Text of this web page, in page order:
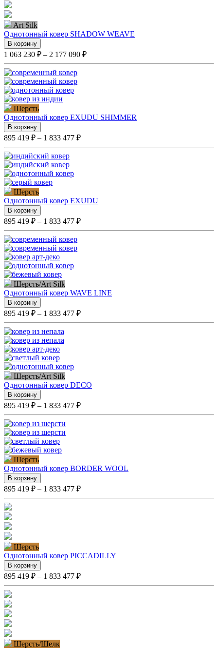
Art Silk
Однотонный ковер SHADOW WEAVE
В корзину
1 063 230 ₽ – 2 177 090 ₽
Шерсть
Однотонный ковер EXUDU SHIMMER
В корзину
895 419 ₽ – 1 833 477 ₽
Шерсть
Однотонный ковер EXUDU
В корзину
895 419 ₽ – 1 833 477 ₽
Шерсть/Art Silk
Однотонный ковер WAVE LINE
В корзину
895 419 ₽ – 1 833 477 ₽
Шерсть/Art Silk
Однотонный ковер DECO
В корзину
895 419 ₽ – 1 833 477 ₽
Шерсть
Однотонный ковер BORDER WOOL
В корзину
895 419 ₽ – 1 833 477 ₽
Шерсть
Однотонный ковер PICCADILLY
В корзину
895 419 ₽ – 1 833 477 ₽
Шерсть/Шелк